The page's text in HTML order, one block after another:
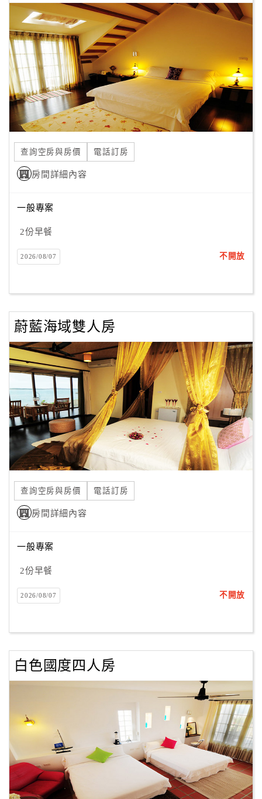
顧
客
滿
意
度
訂
單
管
理
員
戶
客
服
聯
線
上
客
服
紅
利
查
訂
房
Q&A
旅
卡
款
收
據
開心懷！
把這邊當做自己的家，輕鬆又自在，來到這就不想回家
嚕！！！也希望能讓大家更加認識澎湖～
查詢空房與房價 電話訂房
房間詳細內容
一般專案
2份早餐
2026/08/07 不開放
蔚藍海域雙人房
查詢空房與房價 電話訂房
房間詳細內容
一般專案
2份早餐
2026/08/07 不開放
白色國度四人房